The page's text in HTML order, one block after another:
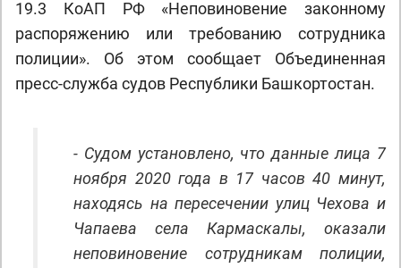
19.3 КоАП РФ «Неповиновение законному
распоряжению или требованию сотрудника
полиции». Об этом сообщает Объединенная
пресс-служба судов Республики Башкортостан.
- Судом установлено, что данные лица 7
ноября 2020 года в 17 часов 40 минут,
находясь на пересечении улиц Чехова и
Чапаева села Кармаскалы, оказали
неповиновение сотрудникам полиции,